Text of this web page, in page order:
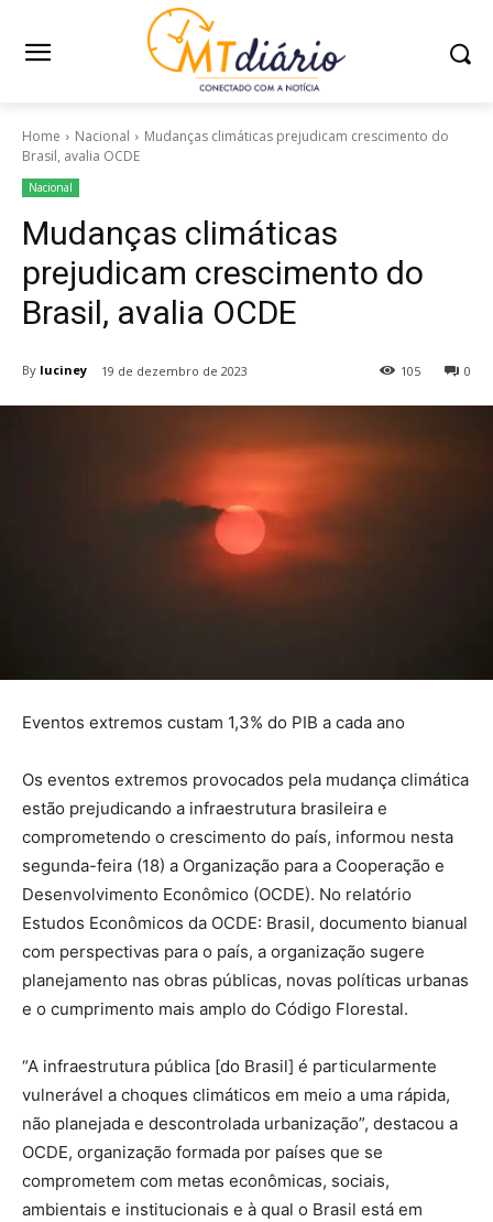
Home Nacional
Mudanças climáticas prejudicam crescimento do
Brasil, avalia OCDE
Nacional
Mudanças climáticas
prejudicam crescimento do
Brasil, avalia OCDE
By luciney 19 de dezembro de 2023 0
105
Eventos extremos custam 1,3% do PIB a cada ano
Os eventos extremos provocados pela mudança climática
estão prejudicando a infraestrutura brasileira e
comprometendo o crescimento do país, informou nesta
segunda-feira (18) a Organização para a Cooperação e
Desenvolvimento Econômico (OCDE). No relatório
Estudos Econômicos da OCDE: Brasil, documento bianual
com perspectivas para o país, a organização sugere
planejamento nas obras públicas, novas políticas urbanas
e o cumprimento mais amplo do Código Florestal.
“A infraestrutura pública [do Brasil] é particularmente
vulnerável a choques climáticos em meio a uma rápida,
não planejada e descontrolada urbanização”, destacou a
OCDE, organização formada por países que se
comprometem com metas econômicas, sociais,
ambientais e institucionais e à qual o Brasil está em